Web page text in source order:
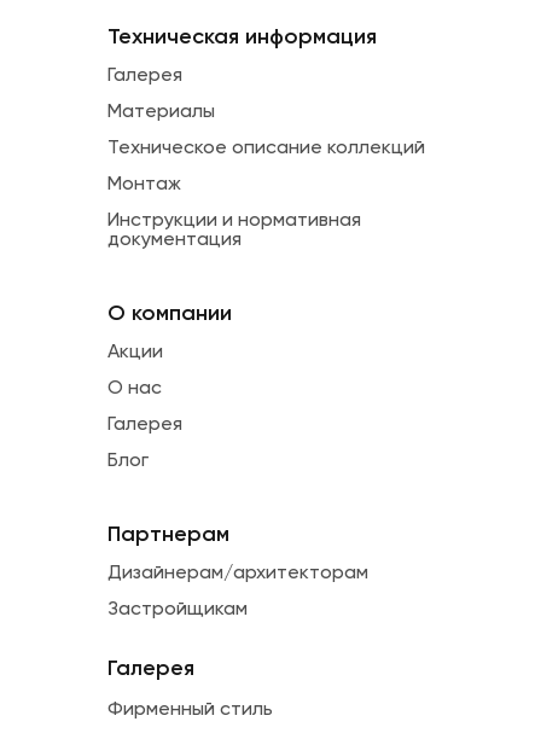
Техническая информация
Галерея
Материалы
Техническое описание коллекций
Монтаж
Инструкции и нормативная
документация
О компании
Акции
О нас
Галерея
Блог
Партнерам
Дизайнерам/архитекторам
Застройщикам
Галерея
Фирменный стиль